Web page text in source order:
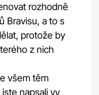
rozhodně
Bravisu, a to s
protože by
z nich
všem těm
napsali vy